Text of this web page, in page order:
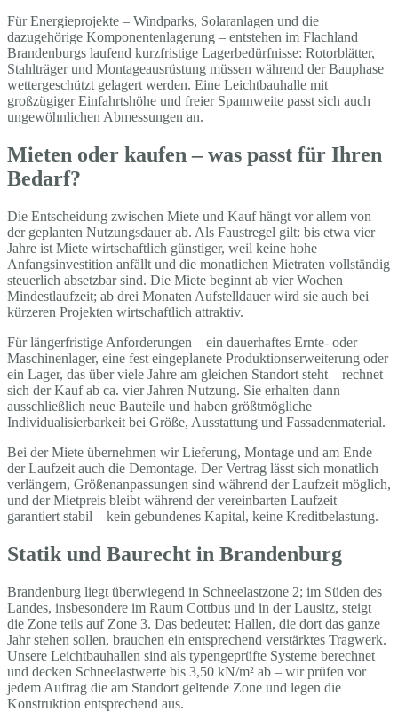
Für Energieprojekte – Windparks, Solaranlagen und die
dazugehörige Komponentenlagerung – entstehen im Flachland
Brandenburgs laufend kurzfristige Lagerbedürfnisse: Rotorblätter,
Stahlträger und Montageausrüstung müssen während der Bauphase
wettergeschützt gelagert werden. Eine Leichtbauhalle mit
großzügiger Einfahrtshöhe und freier Spannweite passt sich auch
ungewöhnlichen Abmessungen an.
Mieten oder kaufen – was passt für Ihren
Bedarf?
Die Entscheidung zwischen Miete und Kauf hängt vor allem von
der geplanten Nutzungsdauer ab. Als Faustregel gilt: bis etwa vier
Jahre ist Miete wirtschaftlich günstiger, weil keine hohe
Anfangsinvestition anfällt und die monatlichen Mietraten vollständig
steuerlich absetzbar sind. Die Miete beginnt ab vier Wochen
Mindestlaufzeit; ab drei Monaten Aufstelldauer wird sie auch bei
kürzeren Projekten wirtschaftlich attraktiv.
Für längerfristige Anforderungen – ein dauerhaftes Ernte- oder
Maschinenlager, eine fest eingeplanete Produktionserweiterung oder
ein Lager, das über viele Jahre am gleichen Standort steht – rechnet
sich der Kauf ab ca. vier Jahren Nutzung. Sie erhalten dann
ausschließlich neue Bauteile und haben größtmögliche
Individualisierbarkeit bei Größe, Ausstattung und Fassadenmaterial.
Bei der Miete übernehmen wir Lieferung, Montage und am Ende
der Laufzeit auch die Demontage. Der Vertrag lässt sich monatlich
verlängern, Größenanpassungen sind während der Laufzeit möglich,
und der Mietpreis bleibt während der vereinbarten Laufzeit
garantiert stabil – kein gebundenes Kapital, keine Kreditbelastung.
Statik und Baurecht in Brandenburg
Brandenburg liegt überwiegend in Schneelastzone 2; im Süden des
Landes, insbesondere im Raum Cottbus und in der Lausitz, steigt
die Zone teils auf Zone 3. Das bedeutet: Hallen, die dort das ganze
Jahr stehen sollen, brauchen ein entsprechend verstärktes Tragwerk.
Unsere Leichtbauhallen sind als typengeprüfte Systeme berechnet
und decken Schneelastwerte bis 3,50 kN/m² ab – wir prüfen vor
jedem Auftrag die am Standort geltende Zone und legen die
Konstruktion entsprechend aus.